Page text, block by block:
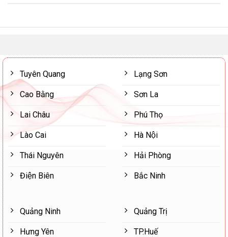
Tuyên Quang
Cao Bằng
Lai Châu
Lào Cai
Thái Nguyên
Điện Biên
Lạng Sơn
Sơn La
Phú Thọ
Hà Nội
Hải Phòng
Bắc Ninh
Quảng Ninh
Hưng Yên
Quảng Trị
TP.Huế